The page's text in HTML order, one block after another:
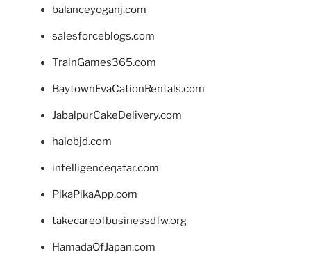
balanceyoganj.com
salesforceblogs.com
TrainGames365.com
BaytownEvaCationRentals.com
JabalpurCakeDelivery.com
halobjd.com
intelligenceqatar.com
PikaPikaApp.com
takecareofbusinessdfw.org
HamadaOfJapan.com